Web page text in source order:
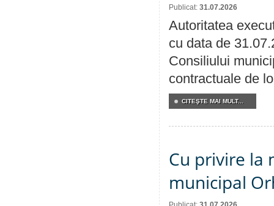
Publicat: 31.07.2026
Autoritatea
cu data de
Consiliului
contractuale de
CITEŞTE MAI MULT...
Cu privire la
municipal